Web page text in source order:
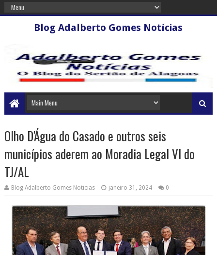
Blog Adalberto Gomes Notícias
Olho D'Água do Casado e outros seis
municípios aderem ao Moradia Legal VI do
TJ/AL
Blog Adalberto Gomes Noticias janeiro 31, 2024 0